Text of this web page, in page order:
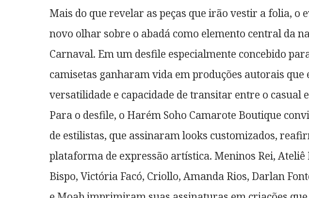
Mais do que revelar as peças que irão vestir a folia, o
novo olhar sobre o abadá como elemento central da
Carnaval. Em um desfile especialmente concebido
camisetas ganharam vida em produções autorais
versatilidade e capacidade de transitar entre o casual
Para o desfile, o Harém Soho Camarote Boutique
de estilistas, que assinaram looks customizados,
plataforma de expressão artística. Meninos Rei, Ateliê
Bispo, Victória Facó, Criollo, Amanda Rios, Darlan